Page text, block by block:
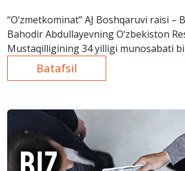
“O‘zmetkominat” AJ Boshqaruvi raisi –
Bahodir Abdullayevning O‘zbekiston
Mustaqilligining34yilligi munosabati
tabrigi.Batafsil